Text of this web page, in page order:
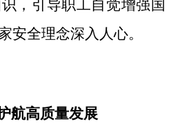
，引导职工自觉增强国
安全理念深入人心。
航高质量发展